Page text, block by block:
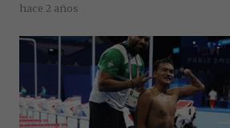
hace 2 años